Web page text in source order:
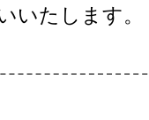
いたします。